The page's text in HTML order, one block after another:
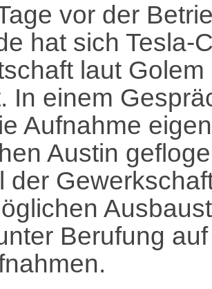
vor der
hat sich Tesla-
laut
In einem
Aufnahme
Austin
der
Berufung